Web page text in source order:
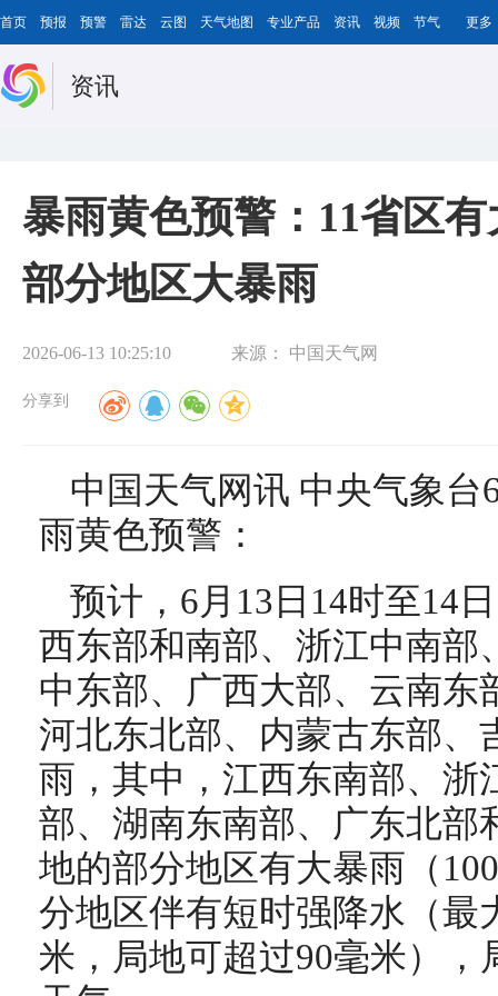
首页 预报 预警 雷达 云图 天气地图 专业产品 资讯 视频 节气 更多
资讯
暴雨黄色预警：11省区
部分地区大暴雨
2026-06-13 10:25:10 来源： 中国天气网
分享到
中国天气网讯 中央气象台
雨黄色预警：
预计，6月13日14时至14
西东部和南部、浙江中南部
中东部、广西大部、云南东
河北东北部、内蒙古东部、
雨，其中，江西东南部、浙
部、湖南东南部、广东北部
地的部分地区有大暴雨（
分地区伴有短时强降水（最
米，局地可超过90毫米）